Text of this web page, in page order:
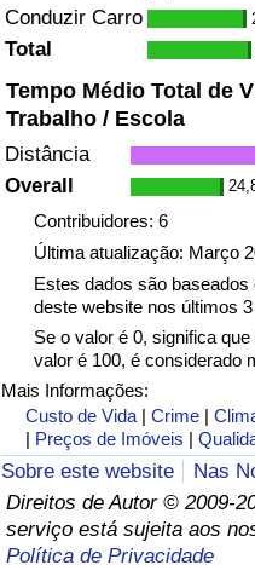
Conduzir Carro
Total
Tempo Médio Total de
Trabalho / Escola
Distância
Overall
Contribuidores: 6
Última atualização: Março
Estes dados são
deste website nos últimos
Se o valor é 0, significa
valor é 100, é considerado
Mais Informações:
Custo de Vida |Crime |
| Preços de Imóveis |
Sobre este website
Nas
Direitos de Autor © 2009-
serviço está sujeita aos
Política de Privacidade
Trânsito
Indicador de Trânsito
Indicador de Trânsito
Indicador de Trânsito por